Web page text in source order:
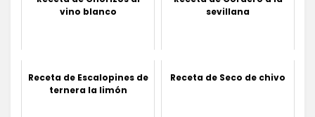
vino blanco
sevillana
Receta de Escalopines de
ternera la limón
Receta de Seco de chivo